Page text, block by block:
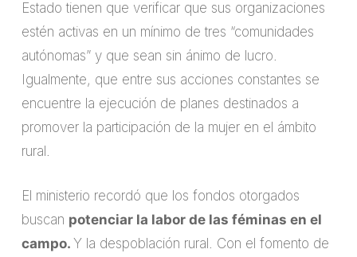
Estado tienen que verificar que sus organizaciones
estén activas en un mínimo de tres “comunidades
autónomas” y que sean sin ánimo de lucro.
Igualmente, que entre sus acciones constantes se
encuentre la ejecución de planes destinados a
promover la participación de la mujer en el ámbito
rural.
El ministerio recordó que los fondos otorgados
buscan potenciar la labor de las féminas en el
campo. Y la despoblación rural. Con el fomento de